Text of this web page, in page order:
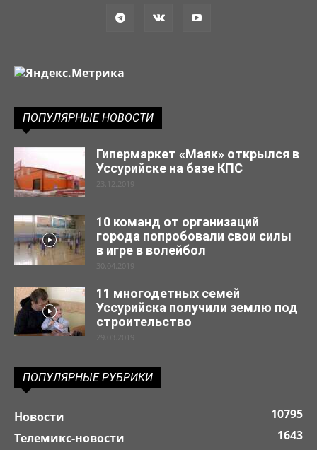
ПОПУЛЯРНЫЕ НОВОСТИ
Гипермаркет «Маяк» открылся в
Уссурийске на базе КПС
23.12.2019
10 команд от организаций
города попробовали свои силы
в игре в волейбол
30.04.2019
11 многодетных семей
Уссурийска получили землю под
строительство
29.03.2019
ПОПУЛЯРНЫЕ РУБРИКИ
Новости
10795
Телемикс-новости
1643